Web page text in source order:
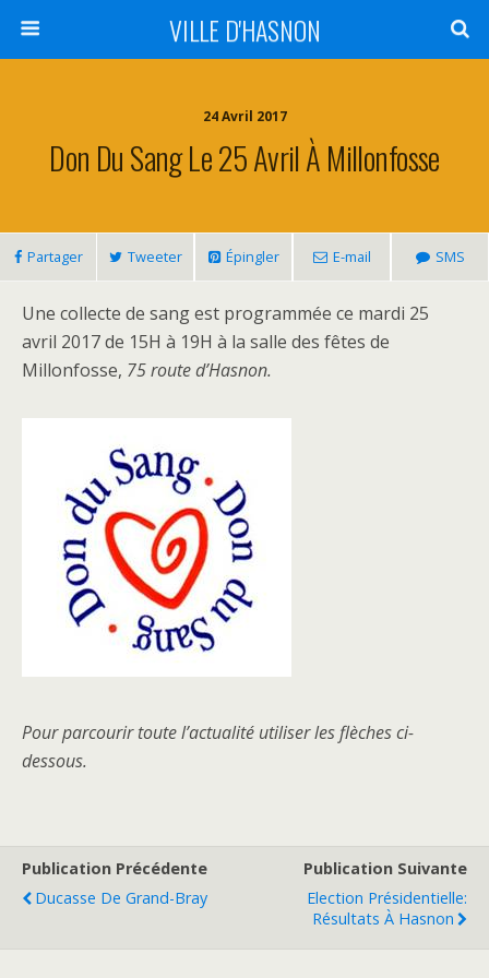
VILLE D'HASNON
24 Avril 2017
Don Du Sang Le 25 Avril À Millonfosse
Partager Tweeter Épingler E-mail SMS
Une collecte de sang est programmée ce mardi 25
avril 2017 de 15H à 19H à la salle des fêtes de
Millonfosse, 75 route d’Hasnon.
Pour parcourir toute l’actualité utiliser les flèches ci-
dessous.
Publication Précédente
Ducasse De Grand-Bray
Publication Suivante
Election Présidentielle:
Résultats À Hasnon